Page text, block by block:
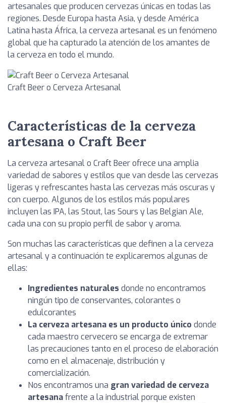
artesanales que producen cervezas únicas en todas las
regiones. Desde Europa hasta Asia, y desde América
Latina hasta África, la cerveza artesanal es un fenómeno
global que ha capturado la atención de los amantes de
la cerveza en todo el mundo.
Craft Beer o Cerveza Artesanal
Características de la cerveza
artesana o Craft Beer
La cerveza artesanal o Craft Beer ofrece una amplia
variedad de sabores y estilos que van desde las cervezas
ligeras y refrescantes hasta las cervezas más oscuras y
con cuerpo. Algunos de los estilos más populares
incluyen las IPA, las Stout, las Sours y las Belgian Ale,
cada una con su propio perfil de sabor y aroma.
Son muchas las características que definen a la cerveza
artesanal y a continuación te explicaremos algunas de
ellas:
Ingredientes naturales donde no encontramos
ningún tipo de conservantes, colorantes o
edulcorantes
La cerveza artesana es un producto único donde
cada maestro cervecero se encarga de extremar
las precauciones tanto en el proceso de elaboración
como en el almacenaje, distribución y
comercialización.
Nos encontramos una gran variedad de cerveza
artesanafrente a la industrial porque existen